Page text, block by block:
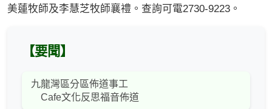
美蓮牧師及李慧芝牧師襄禮。查詢可電2730-9223。
【要聞】
九龍灣區分區佈道事工
Cafe文化反思福音佈道